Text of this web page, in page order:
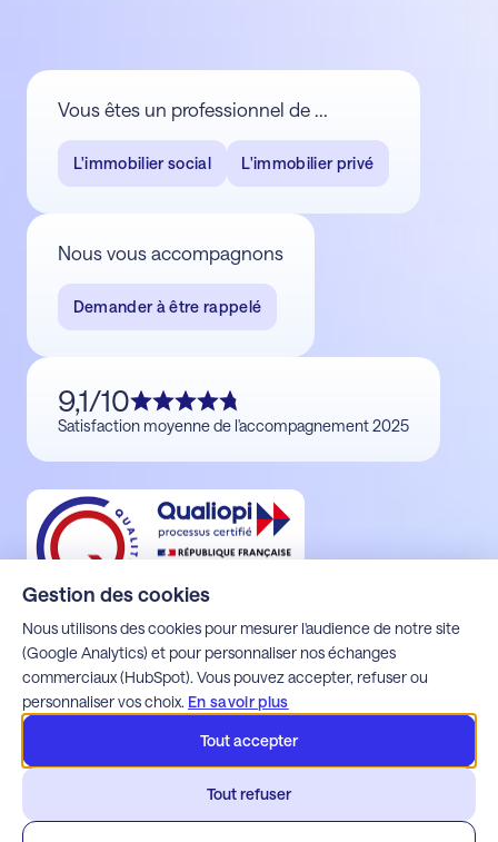
Vous êtes un professionnel de ...
L'immobilier social L'immobilier privé
Nous vous accompagnons
Demander à être rappelé
9,1/10
Satisfaction moyenne de l'accompagnement 2025
Mentions légales
Politique de confidentialité
Espace client Webdette
Espace client Wim
Gestion des cookies
Nous utilisons des cookies pour mesurer l'audience de notre site
(Google Analytics) et pour personnaliser nos échanges
commerciaux (HubSpot). Vous pouvez accepter, refuser ou
personnaliser vos choix. En savoir plus
Tout accepter
Tout refuser